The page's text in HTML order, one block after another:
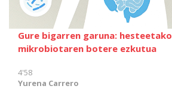
Gure bigarren garuna: hesteetako
mikrobiotaren botere ezkutua
4'58
Yurena Carrero